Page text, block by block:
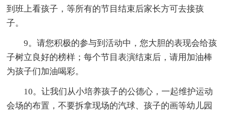
到班上看孩子，等所有的节目结束后家长方可去接孩
子。
9。请您积极的参与到活动中，您大胆的表现会给孩
子树立良好的榜样；每个节目表演结束后，请用加油棒
为孩子们加油喝彩。
10。让我们从小培养孩子的公德心，一起维护运动
会场的布置，不要拆拿现场的汽球、孩子的画等幼儿园